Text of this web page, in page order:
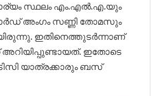
സ്ഥലം എം.എല്‍.എ.യും
അംഗം സണ്ണി തോമസും
ഇതിനെത്തുടര്‍ന്നാണ്
ഇതോടെ
യാത്രക്കാരും ബസ്